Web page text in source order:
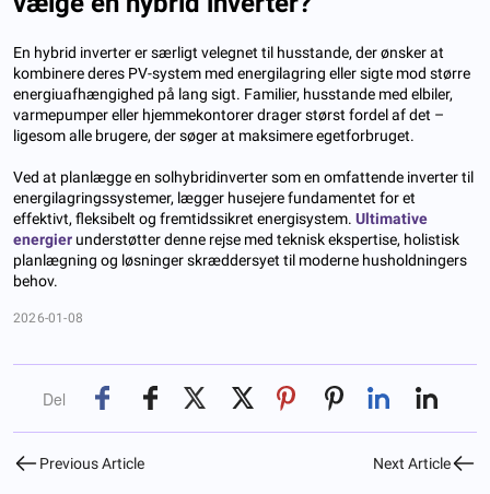
En hybrid inverter er særligt velegnet til husstande, der ønsker at
kombinere deres PV-system med energilagring eller sigte mod større
energiuafhængighed på lang sigt. Familier, husstande med elbiler,
varmepumper eller hjemmekontorer drager størst fordel af det –
ligesom alle brugere, der søger at maksimere egetforbruget.
Ved at planlægge en solhybridinverter som en omfattende inverter til
energilagringssystemer, lægger husejere fundamentet for et
effektivt, fleksibelt og fremtidssikret energisystem. Ultimative
energier understøtter denne rejse med teknisk ekspertise, holistisk
planlægning og løsninger skræddersyet til moderne husholdningers
behov.
2026-01-08
Del
Previous Article Next Article